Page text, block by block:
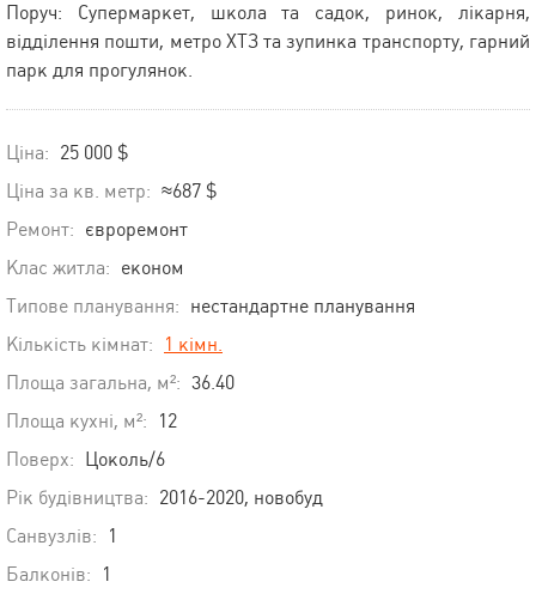
Поруч: Супермаркет, школа та садок, ринок, лікарня,
відділення пошти, метро ХТЗ та зупинка транспорту, гарний
парк для прогулянок.
Ціна: 25 000 $
Ціна за кв. метр: ≈687 $
Ремонт: євроремонт
Клас житла: економ
Типове планування: нестандартне планування
Кількість кімнат:
1 кімн.
Площа загальна, м²: 36.40
Площа кухні, м²:
12
Поверх: Цоколь/6
Рік будівництва: 2016-2020, новобуд
Санвузлів:
1
Балконів:
1